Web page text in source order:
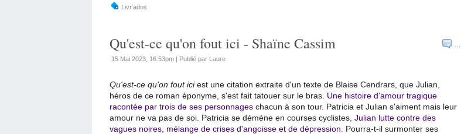
Livr'ados
…
Qu'est-ce qu'on fout ici - Shaïne Cassim
15 Mai 2023, 16:53pm | Publié par Laure
Qu'est-ce qu'on fout iciest une citation extraite d'un texte de Blaise Cendrars, que Julian,
héros de ce roman éponyme, s'est fait tatouer sur le bras. Une histoire d'amour tragique
racontée par trois de ses personnages chacun à son tour. Patricia et Julian s'aiment mais leur
amour ne va pas de soi. Patricia se démène en courses cyclistes, Julian lutte contre des
vagues noires, mélange de crises d'angoisse et de dépression. Pourra-t-il surmonter ses